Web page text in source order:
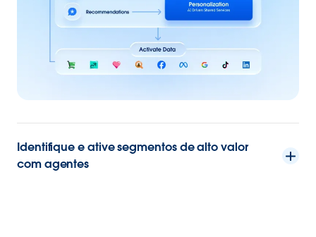
Identifique e ative segmentos de alto valor
com agentes